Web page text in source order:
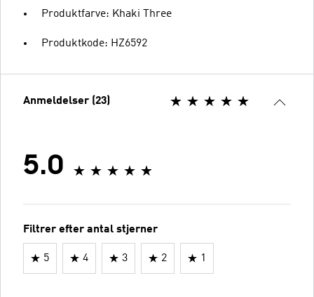
Produktfarve: Khaki Three
Produktkode: HZ6592
Anmeldelser (23)
5.0
Filtrer efter antal stjerner
5 4 3 2 1